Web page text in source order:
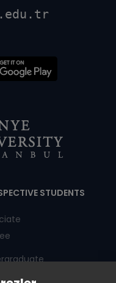
STUDENTS